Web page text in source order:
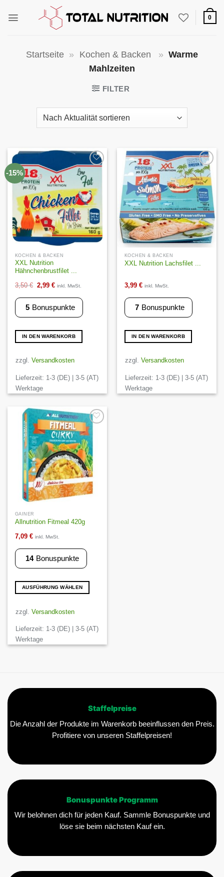
Inhalt
0
Startseite » Kochen & Backen » Warme
Mahlzeiten
FILTER
-15%
Auf die
Wunschliste
KOCHEN & BACKEN
XXL Nutrition
Hähnchenbrustfilet ...
3,50€ Ursprünglicher
Preis
war:
2,99 €Aktueller
Preis
ist:
inkl. MwSt.
5 Bonuspunkte
IN DEN WARENKORB
zzgl. Versandkosten
Lieferzeit: 1-3 (DE) | 3-5 (AT)
Werktage
Auf die
Wunschliste
KOCHEN & BACKEN
XXL Nutrition Lachsfilet ...
3,99 € inkl. MwSt.
7 Bonuspunkte
IN DEN WARENKORB
zzgl. Versandkosten
Lieferzeit: 1-3 (DE) | 3-5 (AT)
Werktage
Auf die
Wunschliste
GAINER
Allnutrition Fitmeal 420g
7,09 € inkl. MwSt.
14 Bonuspunkte
AUSFÜHRUNG WÄHLEN
Produkt
mehrere
Varianten
auf.
auf
werden
zzgl. Versandkosten
Lieferzeit: 1-3 (DE) | 3-5 (AT)
Werktage
Staffelpreise
Die Anzahl der Produkte im Warenkorb beeinflussen den Preis.
Profitiere von unseren Staffelpreisen!
Bonuspunkte Programm
Wir belohnen dich für jeden Kauf. Sammle Bonuspunkte und
löse sie beim nächsten Kauf ein.